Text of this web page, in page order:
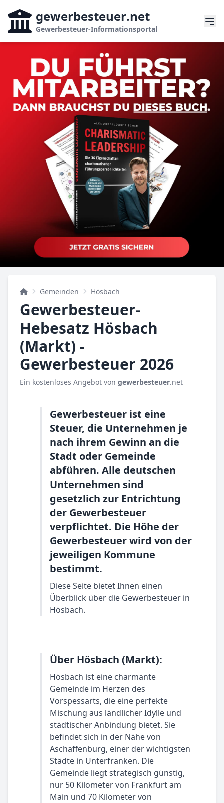
gewerbesteuer.net
Gewerbesteuer-Informationsportal
Gemeinden Hösbach
Gewerbesteuer-
Hebesatz Hösbach
(Markt) -
Gewerbesteuer 2026
Ein kostenloses Angebot von gewerbesteuer.net
Gewerbesteuer ist eine
Steuer, die Unternehmen je
nach ihrem Gewinn an die
Stadt oder Gemeinde
abführen. Alle deutschen
Unternehmen sind
gesetzlich zur Entrichtung
der Gewerbesteuer
verpflichtet. Die Höhe der
Gewerbesteuer wird von der
jeweiligen Kommune
bestimmt.
Diese Seite bietet Ihnen einen
Überblick über die Gewerbesteuer in
Hösbach.
Über Hösbach (Markt):
Hösbach ist eine charmante
Gemeinde im Herzen des
Vorspessarts, die eine perfekte
Mischung aus ländlicher Idylle und
städtischer Anbindung bietet. Sie
befindet sich in der Nähe von
Aschaffenburg, einer der wichtigsten
Städte in Unterfranken. Die
Gemeinde liegt strategisch günstig,
nur 50 Kilometer von Frankfurt am
Main und 70 Kilometer von